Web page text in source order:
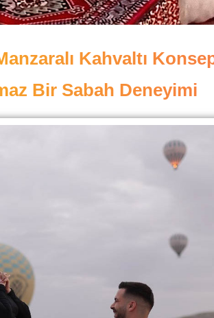
Kahvaltı
Bir Sabah Deneyimi